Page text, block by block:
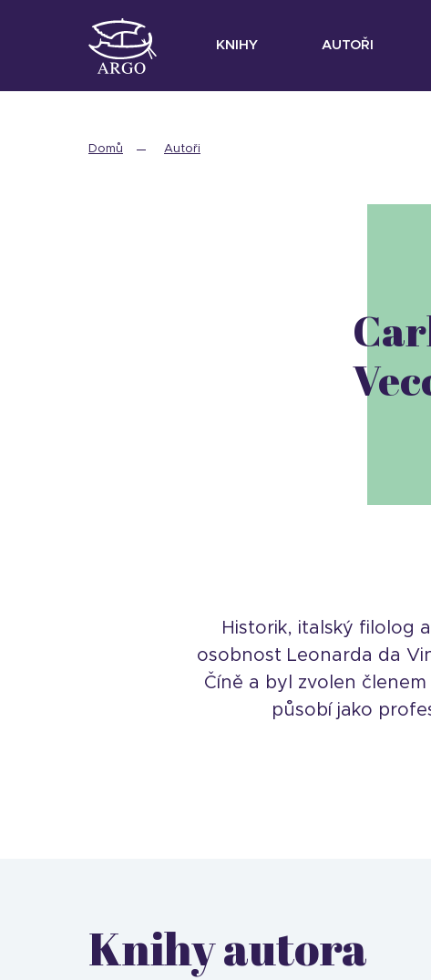
KNIHY AUTOŘI
Domů Autoři
Historik, italský filolog
osobnost Leonarda da
Číně a byl zvolen
působí jako
Knihy autora